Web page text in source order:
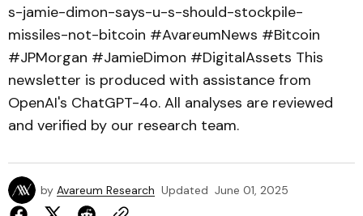
s-jamie-dimon-says-u-s-should-stockpile-
missiles-not-bitcoin #AvareumNews #Bitcoin
#JPMorgan #JamieDimon #DigitalAssets This
newsletter is produced with assistance from
OpenAI's ChatGPT-4o. All analyses are reviewed
and verified by our research team.
by Avareum Research Updated June 01, 2025